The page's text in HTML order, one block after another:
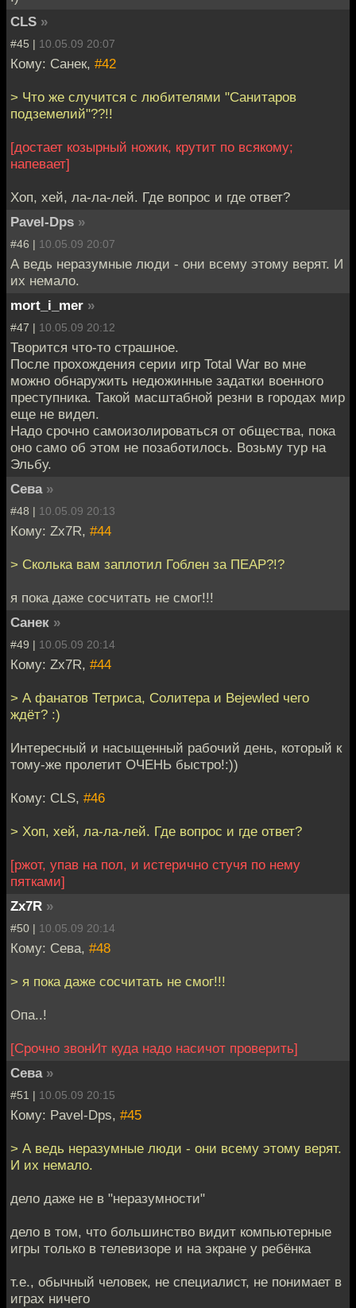
CLS »
#45 | 10.05.09 20:07
Кому: Санек, #42
> Что же случится с любителями "Санитаров
подземелий"??!!
[достает козырный ножик, крутит по всякому;
напевает]
Хоп, хей, ла-ла-лей. Где вопрос и где ответ?
Pavel-Dps »
#46 | 10.05.09 20:07
А ведь неразумные люди - они всему этому верят. И
их немало.
mort_i_mer »
#47 | 10.05.09 20:12
Творится что-то страшное.
После прохождения серии игр Total War во мне
можно обнаружить недюжинные задатки военного
преступника. Такой масштабной резни в городах мир
еще не видел.
Надо срочно самоизолироваться от общества, пока
оно само об этом не позаботилось. Возьму тур на
Эльбу.
Сева »
#48 | 10.05.09 20:13
Кому: Zx7R, #44
> Сколька вам заплотил Гоблен за ПЕАР?!?
я пока даже сосчитать не смог!!!
Санек »
#49 | 10.05.09 20:14
Кому: Zx7R, #44
> А фанатов Тетриса, Солитера и Bejewled чего
ждёт? :)
Интересный и насыщенный рабочий день, который к
тому-же пролетит ОЧЕНЬ быстро!:))
Кому: CLS, #46
> Хоп, хей, ла-ла-лей. Где вопрос и где ответ?
[ржот, упав на пол, и истерично стучя по нему
пятками]
Zx7R »
#50 | 10.05.09 20:14
Кому: Сева, #48
> я пока даже сосчитать не смог!!!
Опа..!
[Срочно звонИт куда надо насичот проверить]
Сева »
#51 | 10.05.09 20:15
Кому: Pavel-Dps, #45
> А ведь неразумные люди - они всему этому верят.
И их немало.
дело даже не в "неразумности"
дело в том, что большинство видит компьютерные
игры только в телевизоре и на экране у ребёнка
т.е., обычный человек, не специалист, не понимает в
играх ничего